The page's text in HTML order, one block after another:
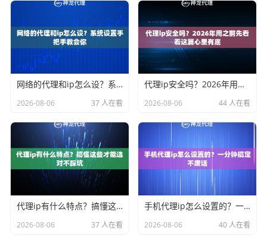
网络的代理和ip怎么设？系统设置手把手教会你
2026-08-06 37 人在看
代理ip安全吗？2026年用之前先看看这篇心里有底
2026-08-06 44 人在看
代理ip有什么特点？搞懂这些才能选对不踩坑
2026-08-06 37 人在看
手机代理ip怎么设置的？一分钟搞定不废话
2026-08-06 40 人在看